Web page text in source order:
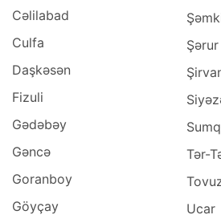
Cəlilabad
Culfa
Daşkəsən
Fizuli
Gədəbəy
Gəncə
Goranboy
Göyçay
Şərur
Tər-
Ucar